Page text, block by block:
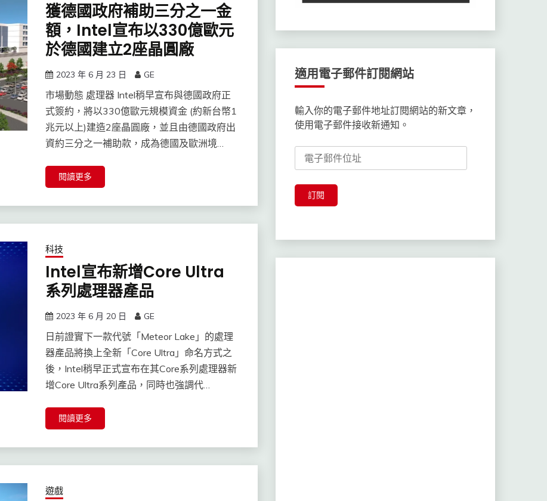
獲德國政府補助三分之一金
額，Intel宣布以330億歐元
於德國建立2座晶圓廠
2023 年 6 月 23 日 GE
市場動態 處理器 Intel稍早宣布與德國政府正
式簽約，將以330億歐元規模資金 (約新台幣1
兆元以上)建造2座晶圓廠，並且由德國政府出
資約三分之一補助款，成為德國及歐洲境…
閱讀更多
科技
Intel宣布新增Core Ultra
系列處理器產品
2023 年 6 月 20 日 GE
日前證實下一款代號「Meteor Lake」的處理
器產品將換上全新「Core Ultra」命名方式之
後，Intel稍早正式宣布在其Core系列處理器新
增Core Ultra系列產品，同時也強調代…
閱讀更多
遊戲
適用電子郵件訂閱網站
輸入你的電子郵件地址訂閱網站的新文章，
使用電子郵件接收新通知。
子
郵
位
訂閱